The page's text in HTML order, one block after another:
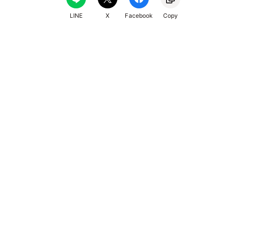
LINE X Facebook Copy